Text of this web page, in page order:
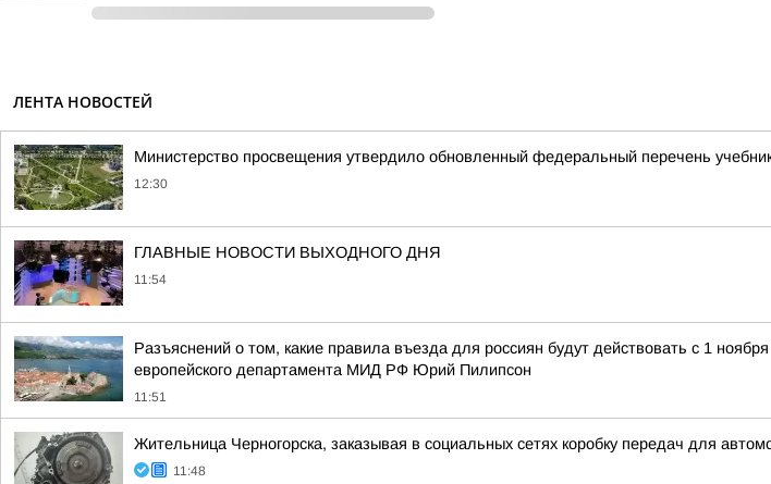
ЛЕНТА НОВОСТЕЙ
Министерство просвещения утвердило обновленный федеральный перечень
12:30
ГЛАВНЫЕ НОВОСТИ ВЫХОДНОГО ДНЯ
11:54
Разъяснений о том, какие правила въезда для россиян будут действовать с 1
европейского департамента МИД РФ Юрий Пилипсон
11:51
Жительница Черногорска, заказывая в социальных сетях коробку передач для
11:48